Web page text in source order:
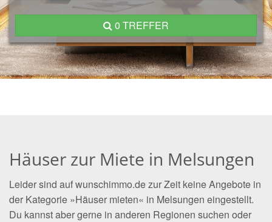
0 TREFFER
Häuser zur Miete in Melsungen
Leider sind auf wunschimmo.de zur Zeit keine Angebote in
der Kategorie »Häuser mieten« in Melsungen eingestellt.
Du kannst aber gerne in anderen Regionen suchen oder